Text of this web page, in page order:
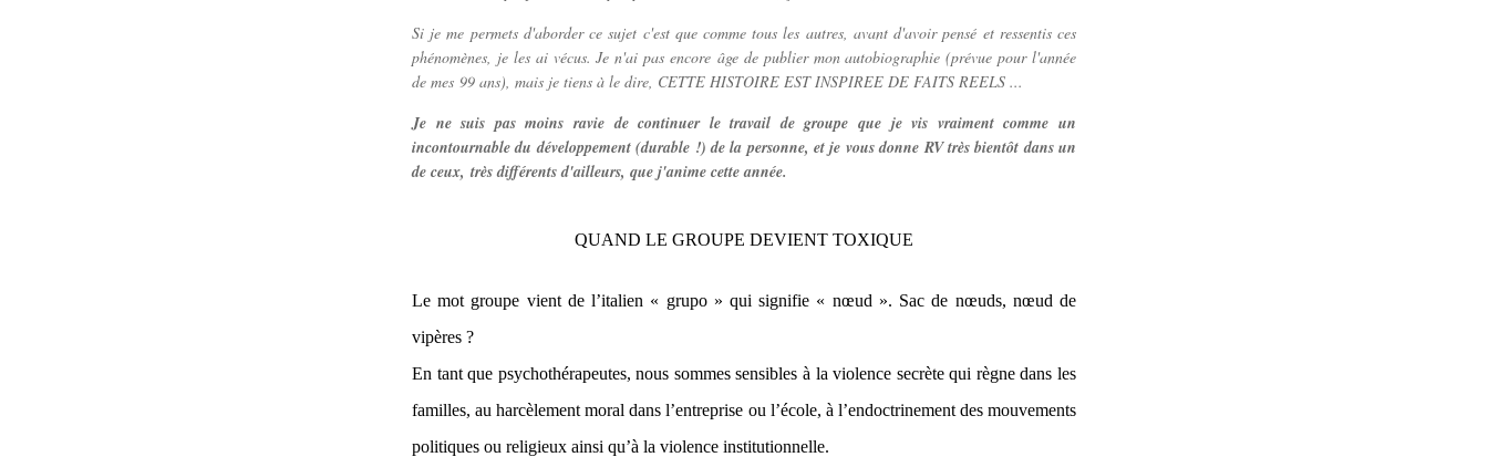
Si je me permets d'aborder ce sujet c'est que comme tous les autres, avant d'avoir pensé et ressentis ces
phénomènes, je les ai vécus. Je n'ai pas encore âge de publier mon autobiographie (prévue pour l'année
de mes 99 ans), mais je tiens à le dire, CETTE HISTOIRE EST INSPIREE DE FAITS REELS ...
Je ne suis pas moins ravie de continuer le travail de groupe que je vis vraiment comme un
incontournable du développement (durable !) de la personne, et je vous donne RV très bientôt dans un
de ceux, très différents d'ailleurs, que j'anime cette année.
QUAND LE GROUPE DEVIENT TOXIQUE
Le mot groupe vient de l’italien « grupo » qui signifie « nœud ». Sac de nœuds, nœud de
vipères ?
En tant que psychothérapeutes, nous sommes sensibles à la violence secrète qui règne dans les
familles, au harcèlement moral dans l’entreprise ou l’école, à l’endoctrinement des mouvements
politiques ou religieux ainsi qu’à la violence institutionnelle.